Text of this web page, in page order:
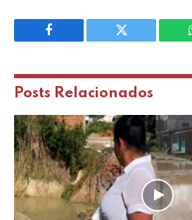
Facebook Twitter
Posts Relacionados